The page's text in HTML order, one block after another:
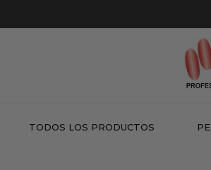
TODOS LOS PRODUCTOS